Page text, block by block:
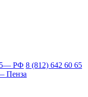
— РФ 8 (812) 642 60 65
Пенза